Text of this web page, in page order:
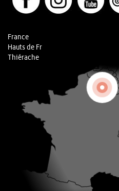
France
Hauts de Fr
Thiérache